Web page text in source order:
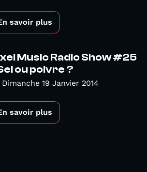
savoir plus
Music Radio Show #25
ou poivre ?
Dimanche 19 Janvier 2014
savoir plus